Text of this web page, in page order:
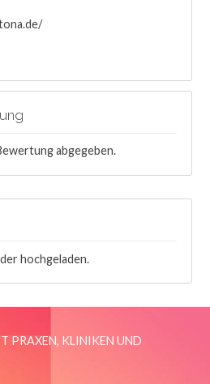
abgegeben.
hochgeladen.
PRAXEN, KLINIKEN UND